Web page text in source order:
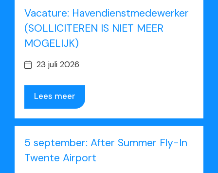
Vacature: Havendienstmedewerker
(SOLLICITEREN IS NIET MEER
MOGELIJK)
23 juli 2026
Lees meer
5 september: After Summer Fly-In
Twente Airport